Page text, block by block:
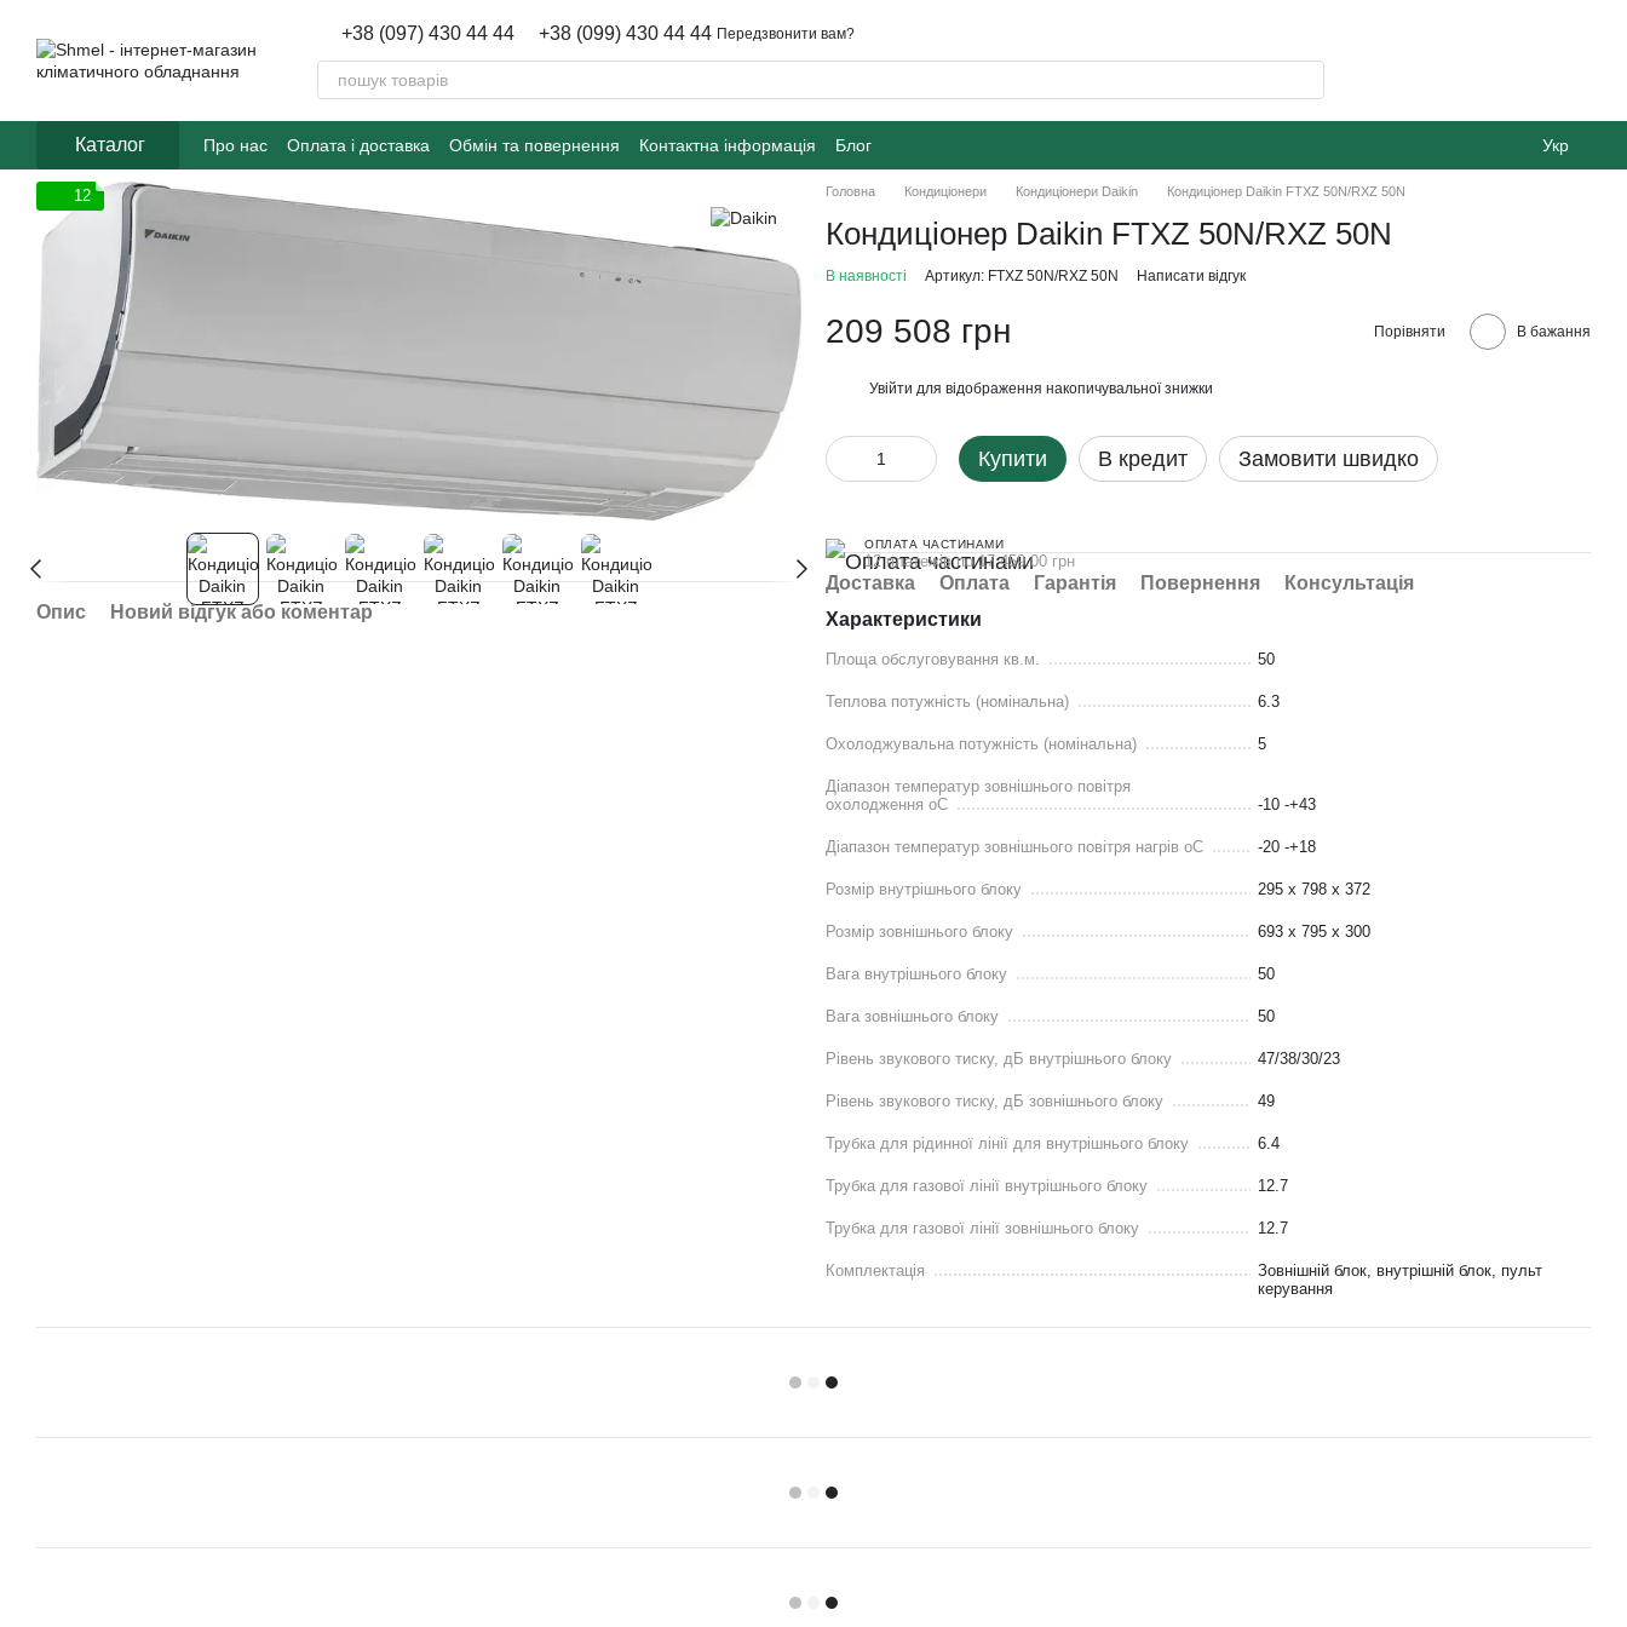
+38 (097) 430 44 44 +38 (099) 430 44 44 Передзвонити вам?
Каталог Про нас Оплата і доставка Обмін та повернення Контактна інформація Блог Укр
12
Опис Новий відгук або коментар
Головна Кондиціонери Кондиціонери Daikin Кондиціонер Daikin FTXZ 50N/RXZ 50N
Кондиціонер Daikin FTXZ 50N/RXZ 50N
В наявності Артикул: FTXZ 50N/RXZ 50N Написати відгук
209 508 грн Порівняти В бажання
Увійти для відображення накопичувальної знижки
Купити В кредит Замовити швидко
ОПЛАТА ЧАСТИНАМИ
12 платежів по 17 459.00 грн
Доставка Оплата Гарантія Повернення
Консультація
Характеристики
Площа обслуговування кв.м. 50
Теплова потужність (номінальна) 6.3
Охолоджувальна потужність (номінальна) 5
Діапазон температур зовнішнього повітря
охолодження оС
-10 -+43
Діапазон температур зовнішнього повітря нагрів оС -20 -+18
Розмір внутрішнього блоку 295 х 798 х 372
Розмір зовнішнього блоку 693 х 795 х 300
Вага внутрішнього блоку 50
Вага зовнішнього блоку 50
Рівень звукового тиску, дБ внутрішнього блоку 47/38/30/23
Рівень звукового тиску, дБ зовнішнього блоку 49
Трубка для рідинної лінії для внутрішнього блоку 6.4
Трубка для газової лінії внутрішнього блоку 12.7
Трубка для газової лінії зовнішнього блоку 12.7
Комплектація
Зовнішній блок, внутрішній блок, пульт
керування